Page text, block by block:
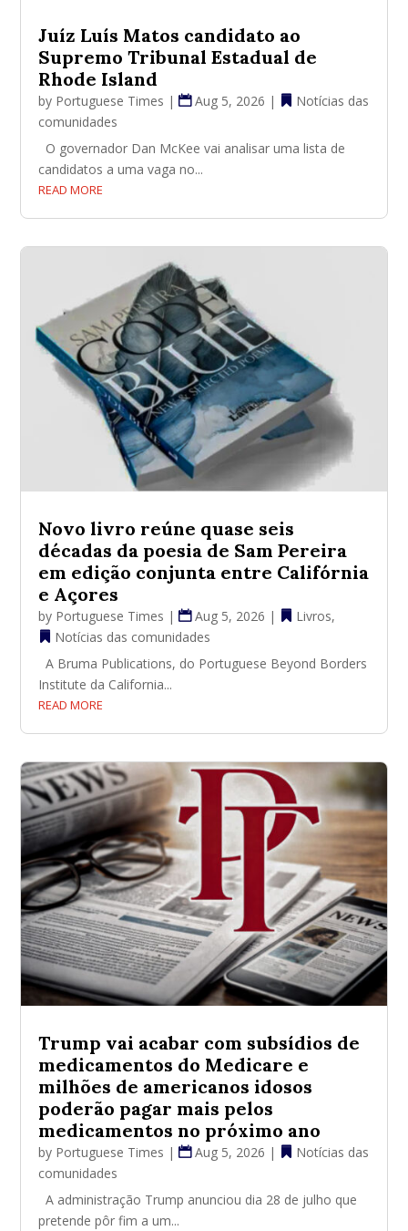
Juíz Luís Matos candidato ao
Supremo Tribunal Estadual de
Rhode Island
by Portuguese Times | Aug 5, 2026 |
Notícias das
comunidades
O governador Dan McKee vai analisar uma lista de
candidatos a uma vaga no...
READ MORE
Novo livro reúne quase seis
décadas da poesia de Sam Pereira
em edição conjunta entre Califórnia
e Açores
by Portuguese Times | Aug 5, 2026 | Livros,
Notícias das comunidades
A Bruma Publications, do Portuguese Beyond Borders
Institute da California...
READ MORE
Trump vai acabar com subsídios de
medicamentos do Medicare e
milhões de americanos idosos
poderão pagar mais pelos
medicamentos no próximo ano
by Portuguese Times | Aug 5, 2026 |
Notícias das
comunidades
A administração Trump anunciou dia 28 de julho que
pretende pôr fim a um...